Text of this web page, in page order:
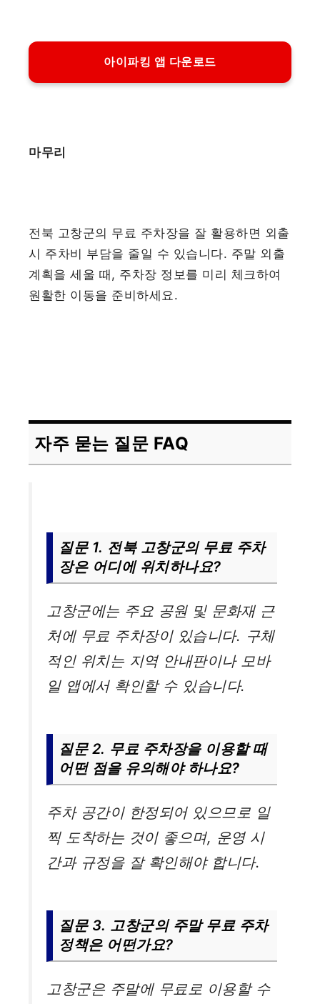
아이파킹 앱 다운로드
마무리
전북 고창군의 무료 주차장을 잘 활용하면 외출
시 주차비 부담을 줄일 수 있습니다. 주말 외출
계획을 세울 때, 주차장 정보를 미리 체크하여
원활한 이동을 준비하세요.
자주 묻는 질문 FAQ
질문 1. 전북 고창군의 무료 주차
장은 어디에 위치하나요?
고창군에는 주요 공원 및 문화재 근
처에 무료 주차장이 있습니다. 구체
적인 위치는 지역 안내판이나 모바
일 앱에서 확인할 수 있습니다.
질문 2. 무료 주차장을 이용할 때
어떤 점을 유의해야 하나요?
주차 공간이 한정되어 있으므로 일
찍 도착하는 것이 좋으며, 운영 시
간과 규정을 잘 확인해야 합니다.
질문 3. 고창군의 주말 무료 주차
정책은 어떤가요?
고창군은 주말에 무료로 이용할 수